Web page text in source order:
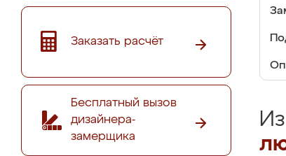
Заказать расчёт
Бесплатный вызов
дизайнера-
замерщика